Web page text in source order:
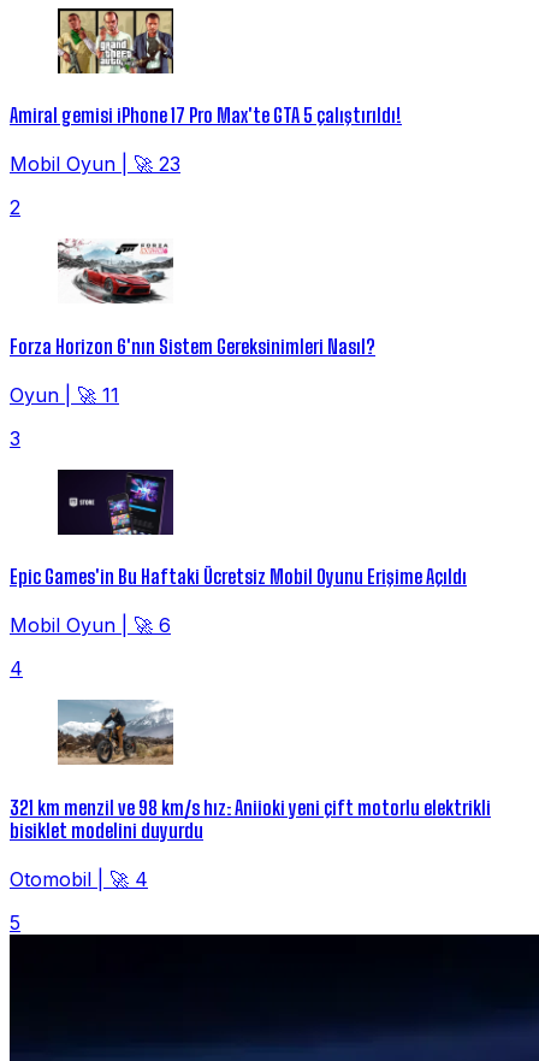
Amiral gemisi iPhone 17 Pro Max'te GTA 5 çalıştırıldı!
Mobil Oyun
🚀 23
2
Forza Horizon 6'nın Sistem Gereksinimleri Nasıl?
Oyun
🚀 11
3
Epic Games'in Bu Haftaki Ücretsiz Mobil Oyunu Erişime Açıldı
Mobil Oyun
🚀 6
4
321 km menzil ve 98 km/s hız: Aniioki yeni çift motorlu elektrikli
bisiklet modelini duyurdu
Otomobil
🚀 4
5